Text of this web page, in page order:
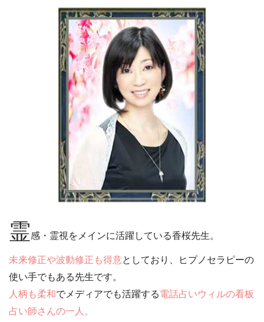
霊感・霊視をメインに活躍している香桜先生。
未来修正や波動修正も得意としており、ヒプノセラピーの
使い手でもある先生です。
人柄も柔和でメディアでも活躍する電話占いウィルの看板
占い師さんの一人。